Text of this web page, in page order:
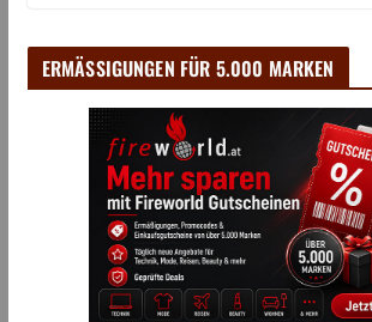
ERMÄSSIGUNGEN FÜR 5.000 MARKEN